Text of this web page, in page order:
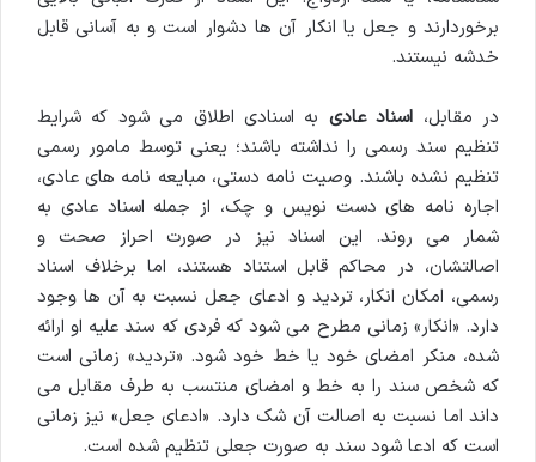
برخوردارند و جعل یا انکار آن ها دشوار است و به آسانی قابل
خدشه نیستند.
در مقابل، اسناد عادی به اسنادی اطلاق می شود که شرایط
تنظیم سند رسمی را نداشته باشند؛ یعنی توسط مامور رسمی
تنظیم نشده باشند. وصیت نامه دستی، مبایعه نامه های عادی،
اجاره نامه های دست نویس و چک، از جمله اسناد عادی به
شمار می روند. این اسناد نیز در صورت احراز صحت و
اصالتشان، در محاکم قابل استناد هستند، اما برخلاف اسناد
رسمی، امکان انکار، تردید و ادعای جعل نسبت به آن ها وجود
دارد. «انکار» زمانی مطرح می شود که فردی که سند علیه او ارائه
شده، منکر امضای خود یا خط خود شود. «تردید» زمانی است
که شخص سند را به خط و امضای منتسب به طرف مقابل می
داند اما نسبت به اصالت آن شک دارد. «ادعای جعل» نیز زمانی
است که ادعا شود سند به صورت جعلی تنظیم شده است.